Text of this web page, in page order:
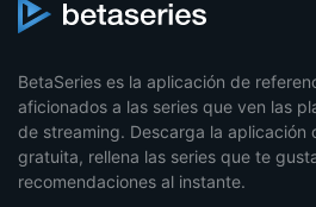
BetaSeries es la aplicación de
aficionados a las series que ven las
de streaming. Descarga la aplicación
gratuita, rellena las series que te
recomendaciones al instante.